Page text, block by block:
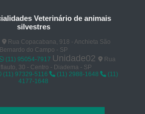
Veterinário de animais
silvestres
Rua Copacabana, 918 - Anchieta São
Bernardo do Campo - SP
(11) 95054-7917 Unidade02
Rua
30 - Centro - Diadema - SP
(11) 97329-5116 (11) 2988-1648
(11)
4177-1648